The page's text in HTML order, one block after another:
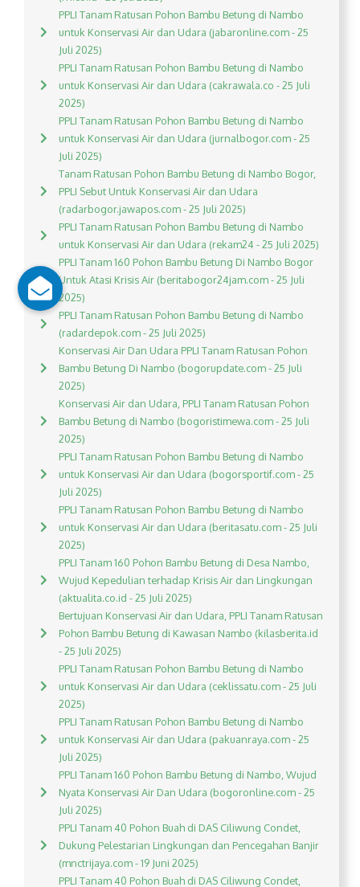
PPLI Tanam Ratusan Pohon Bambu Betung di Nambo
untuk Konservasi Air dan Udara (jabaronline.com - 25
Juli 2025)
PPLI Tanam Ratusan Pohon Bambu Betung di Nambo
untuk Konservasi Air dan Udara (cakrawala.co - 25 Juli
2025)
PPLI Tanam Ratusan Pohon Bambu Betung di Nambo
untuk Konservasi Air dan Udara (jurnalbogor.com - 25
Juli 2025)
Tanam Ratusan Pohon Bambu Betung di Nambo Bogor,
PPLI Sebut Untuk Konservasi Air dan Udara
(radarbogor.jawapos.com - 25 Juli 2025)
PPLI Tanam Ratusan Pohon Bambu Betung di Nambo
untuk Konservasi Air dan Udara (rekam24 - 25 Juli 2025)
PPLI Tanam 160 Pohon Bambu Betung Di Nambo Bogor
Untuk Atasi Krisis Air (beritabogor24jam.com - 25 Juli
2025)
PPLI Tanam Ratusan Pohon Bambu Betung di Nambo
(radardepok.com - 25 Juli 2025)
Konservasi Air Dan Udara PPLI Tanam Ratusan Pohon
Bambu Betung Di Nambo (bogorupdate.com - 25 Juli
2025)
Konservasi Air dan Udara, PPLI Tanam Ratusan Pohon
Bambu Betung di Nambo (bogoristimewa.com - 25 Juli
2025)
PPLI Tanam Ratusan Pohon Bambu Betung di Nambo
untuk Konservasi Air dan Udara (bogorsportif.com - 25
Juli 2025)
PPLI Tanam Ratusan Pohon Bambu Betung di Nambo
untuk Konservasi Air dan Udara (beritasatu.com - 25 Juli
2025)
PPLI Tanam 160 Pohon Bambu Betung di Desa Nambo,
Wujud Kepedulian terhadap Krisis Air dan Lingkungan
(aktualita.co.id - 25 Juli 2025)
Bertujuan Konservasi Air dan Udara, PPLI Tanam Ratusan
Pohon Bambu Betung di Kawasan Nambo (kilasberita.id
- 25 Juli 2025)
PPLI Tanam Ratusan Pohon Bambu Betung di Nambo
untuk Konservasi Air dan Udara (ceklissatu.com - 25 Juli
2025)
PPLI Tanam Ratusan Pohon Bambu Betung di Nambo
untuk Konservasi Air dan Udara (pakuanraya.com - 25
Juli 2025)
PPLI Tanam 160 Pohon Bambu Betung di Nambo, Wujud
Nyata Konservasi Air Dan Udara (bogoronline.com - 25
Juli 2025)
PPLI Tanam 40 Pohon Buah di DAS Ciliwung Condet,
Dukung Pelestarian Lingkungan dan Pencegahan Banjir
(mnctrijaya.com - 19 Juni 2025)
PPLI Tanam 40 Pohon Buah di DAS Ciliwung Condet,